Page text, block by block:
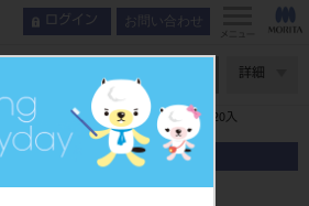
ログイン お問い合わせ
メニュー
詳細
ャ アクセサリー ポイント XM 120入
わせ
サリー ポイント XM 120